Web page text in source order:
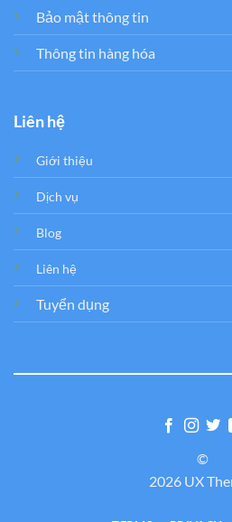
Bảo mật thông tin
Thông tin hàng hóa
Liên hệ
Giới thiệu
Dịch vụ
Blog
Liên hệ
Tuyển dụng
©
2026 UX